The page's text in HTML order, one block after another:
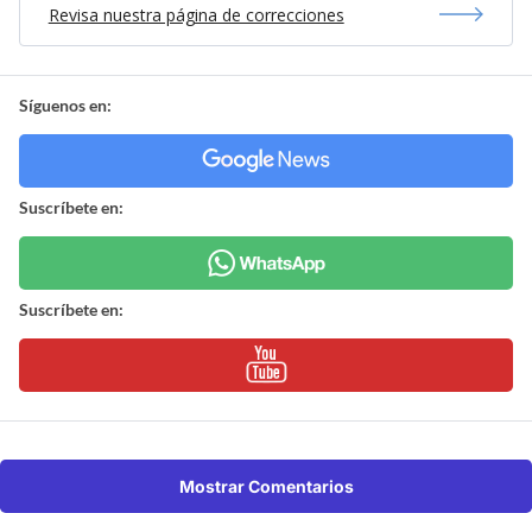
Revisa nuestra página de correcciones
Síguenos en:
Suscríbete en:
Suscríbete en:
Mostrar Comentarios